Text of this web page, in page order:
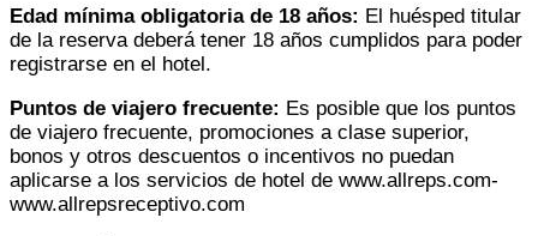
Edad mínima obligatoria de 18 años: El huésped titular
de la reserva deberá tener 18 años cumplidos para poder
registrarse en el hotel.
Puntos de viajero frecuente: Es posible que los puntos
de viajero frecuente, promociones a clase superior,
bonos y otros descuentos o incentivos no puedan
aplicarse a los servicios de hotel de www.allreps.com-
www.allrepsreceptivo.com